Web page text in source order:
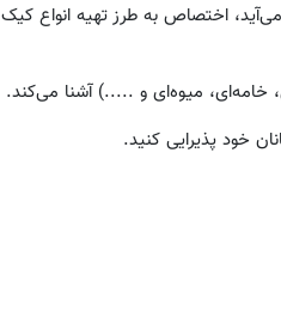
اختصاص به طرز تهیه انواع کیک
خامه‌ای، میوه‌ای و .....) آشنا می‌کند.
خود پذیرایی کنید.
(تخفیف تا امشب)